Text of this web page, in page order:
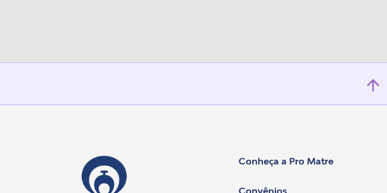
Conheça a Pro Matre
Convênios